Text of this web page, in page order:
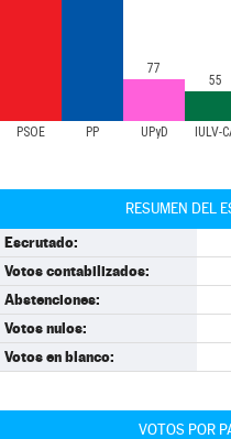
PSOE PP UPyD IULV-
77
55
RESUMEN DEL
Escrutado:
Votos contabilizados:
Abstenciones:
Votos nulos:
Votos en blanco:
VOTOS POR